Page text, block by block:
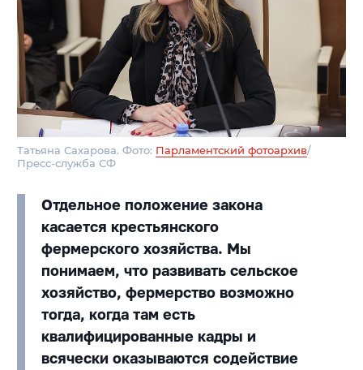
Татьяна Сахарова. Фото: Парламентский фотоархив/
Пресс-служба СФ
Отдельное положение закона
касается крестьянского
фермерского хозяйства. Мы
понимаем, что развивать сельское
хозяйство, фермерство возможно
тогда, когда там есть
квалифицированные кадры и
всячески оказываются содействие